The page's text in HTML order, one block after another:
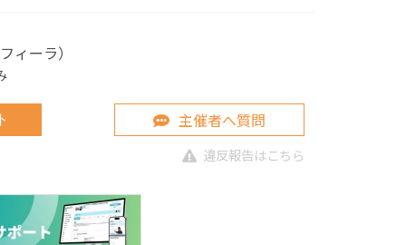
ィーラ）
主催者へ質問
違反報告はこちら